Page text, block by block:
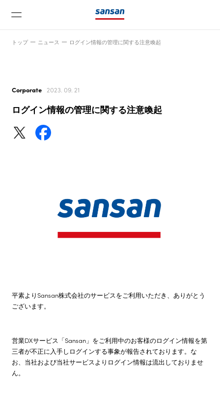
株主・投資家情報
採用情報
トップ ニュース ログイン情報の管理に関する注意喚起
Corporate 2023. 09. 21
ログイン情報の管理に関する注意喚起
平素よりSansan株式会社のサービスをご利用いただき、ありがとう
ございます。
営業DXサービス「Sansan」をご利用中のお客様のログイン情報を第
三者が不正に入手しログインする事象が報告されております。な
お、当社および当社サービスよりログイン情報は流出しておりませ
ん。